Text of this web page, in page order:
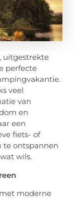
uitgestrekte
perfecte
veel
van
en
een
fiets- of
te ontspannen
wils.
moderne